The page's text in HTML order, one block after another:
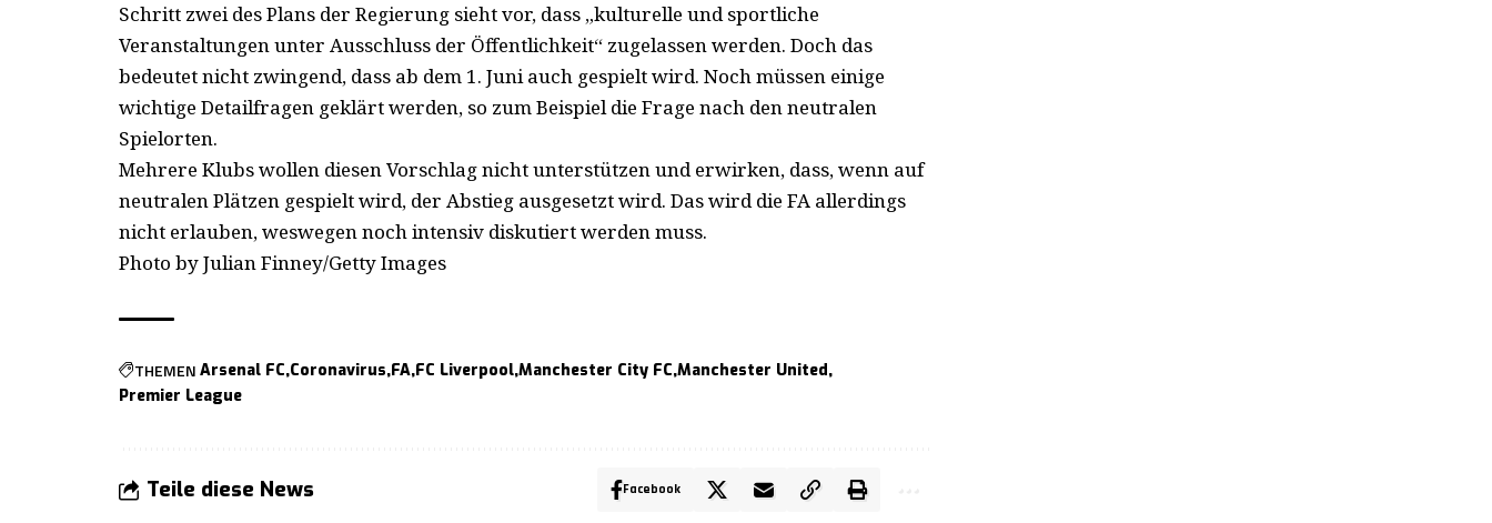
Schritt zwei des Plans der Regierung sieht vor, dass „kulturelle und sportliche
Veranstaltungen unter Ausschluss der Öffentlichkeit“ zugelassen werden. Doch das
bedeutet nicht zwingend, dass ab dem 1. Juni auch gespielt wird. Noch müssen einige
wichtige Detailfragen geklärt werden, so zum Beispiel die Frage nach den neutralen
Spielorten.
Mehrere Klubs wollen diesen Vorschlag nicht unterstützen und erwirken, dass, wenn auf
neutralen Plätzen gespielt wird, der Abstieg ausgesetzt wird. Das wird die FA allerdings
nicht erlauben, weswegen noch intensiv diskutiert werden muss.
Photo by Julian Finney/Getty Images
THEMEN Arsenal FC Coronavirus FA FC Liverpool Manchester City FC Manchester United
Premier League
Teile diese News Facebook